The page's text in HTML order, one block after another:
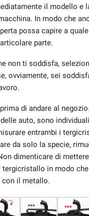
il modello e
In modo che
possa capire a
parte.
non ti soddisfa,
ovviamente, sei
di andare al
auto, sono
entrambi i
da solo la specie,
dimenticare di
in modo
con il metallo.